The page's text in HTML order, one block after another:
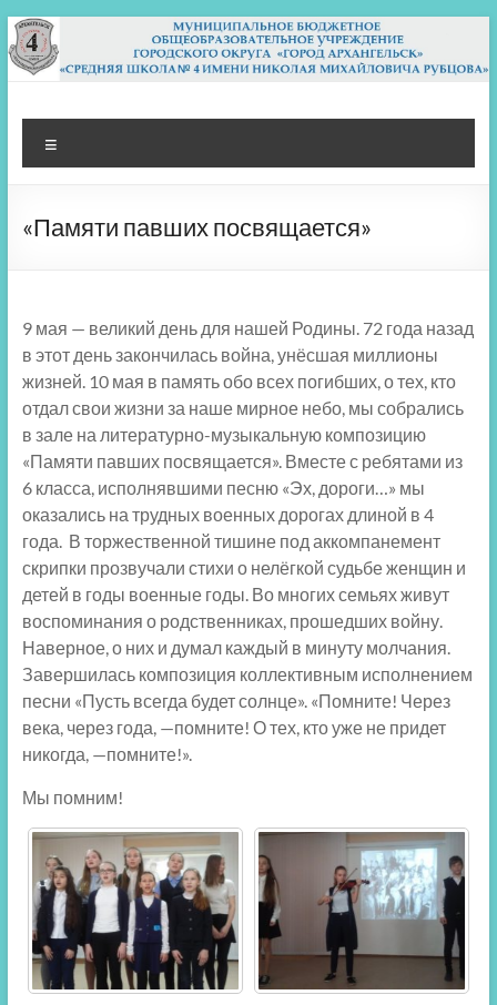
Перейти
к
содержимому
МБОУ СШ 4
Архангельск
«Памяти павших посвящается»
9 мая — великий день для нашей Родины. 72 года назад
в этот день закончилась война, унёсшая миллионы
жизней. 10 мая в память обо всех погибших, о тех, кто
отдал свои жизни за наше мирное небо, мы собрались
в зале на литературно-музыкальную композицию
«Памяти павших посвящается». Вместе с ребятами из
6 класса, исполнявшими песню «Эх, дороги…» мы
оказались на трудных военных дорогах длиной в 4
года. В торжественной тишине под аккомпанемент
скрипки прозвучали стихи о нелёгкой судьбе женщин и
детей в годы военные годы. Во многих семьях живут
воспоминания о родственниках, прошедших войну.
Наверное, о них и думал каждый в минуту молчания.
Завершилась композиция коллективным исполнением
песни «Пусть всегда будет солнце». «Помните! Через
века, через года, —помните! О тех, кто уже не придет
никогда, —помните!».
Мы помним!